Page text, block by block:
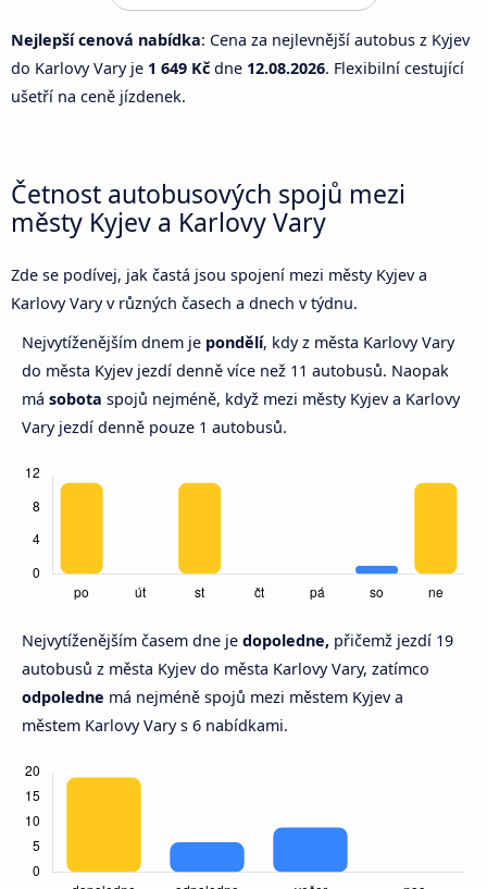
Nejlepší cenová nabídka: Cena za nejlevnější autobus z Kyjev
do Karlovy Vary je 1 649 Kč dne 12.08.2026. Flexibilní cestující
ušetří na ceně jízdenek.
Četnost autobusových spojů mezi
městy Kyjev a Karlovy Vary
Zde se podívej, jak častá jsou spojení mezi městy Kyjev a
Karlovy Vary v různých časech a dnech v týdnu.
Nejvytíženějším dnem je pondělí, kdy z města Karlovy Vary
do města Kyjev jezdí denně více než 11 autobusů. Naopak
má sobota spojů nejméně, když mezi městy Kyjev a Karlovy
Vary jezdí denně pouze 1 autobusů.
Nejvytíženějším časem dne je dopoledne, přičemž jezdí 19
autobusů z města Kyjev do města Karlovy Vary, zatímco
odpoledne má nejméně spojů mezi městem Kyjev a
městem Karlovy Vary s 6 nabídkami.